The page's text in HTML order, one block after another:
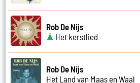
Rob De Nijs
Het kerstlied
Rob De Nijs
Het Land van Maas en Waal